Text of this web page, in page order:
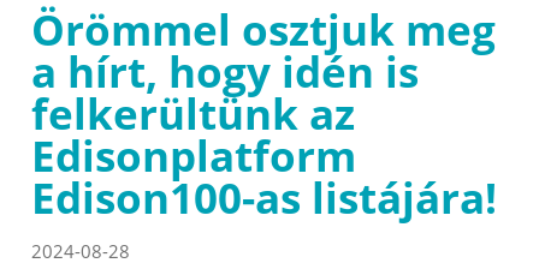
Örömmel osztjuk meg
a hírt, hogy idén is
felkerültünk az
Edisonplatform
Edison100-as listájára!
2024-08-28